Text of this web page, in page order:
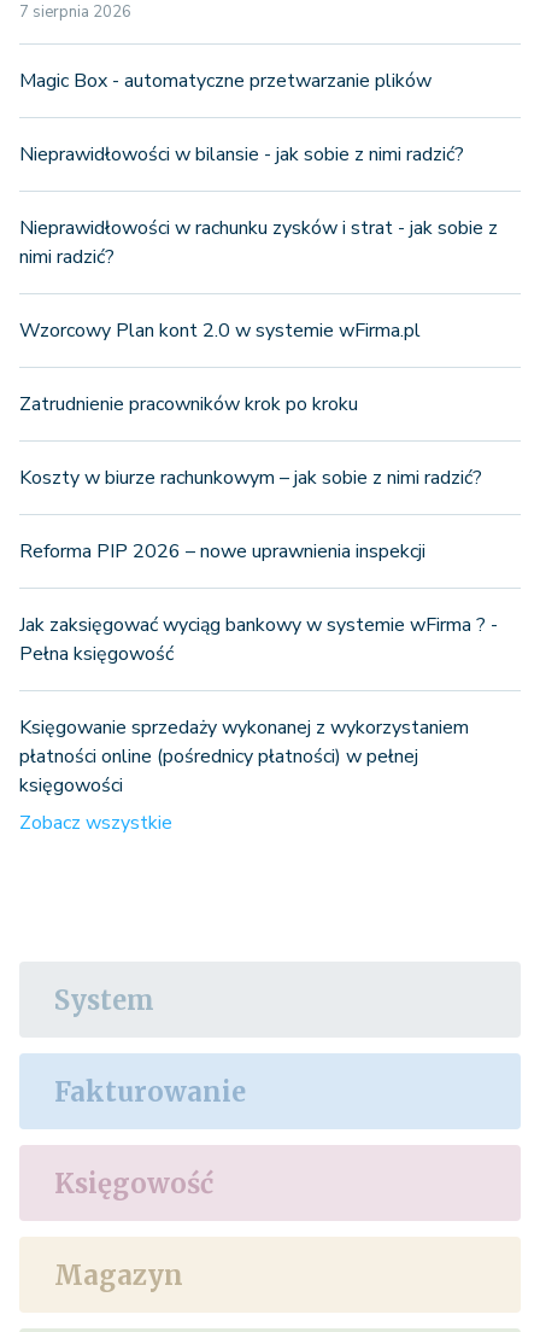
7 sierpnia 2026
Magic Box - automatyczne przetwarzanie plików
Nieprawidłowości w bilansie - jak sobie z nimi radzić?
Nieprawidłowości w rachunku zysków i strat - jak sobie z
nimi radzić?
Wzorcowy Plan kont 2.0 w systemie wFirma.pl
Zatrudnienie pracowników krok po kroku
Koszty w biurze rachunkowym – jak sobie z nimi radzić?
Reforma PIP 2026 – nowe uprawnienia inspekcji
Jak zaksięgować wyciąg bankowy w systemie wFirma ? -
Pełna księgowość
Księgowanie sprzedaży wykonanej z wykorzystaniem
płatności online (pośrednicy płatności) w pełnej
księgowości
Zobacz wszystkie
System
Fakturowanie
Księgowość
Magazyn